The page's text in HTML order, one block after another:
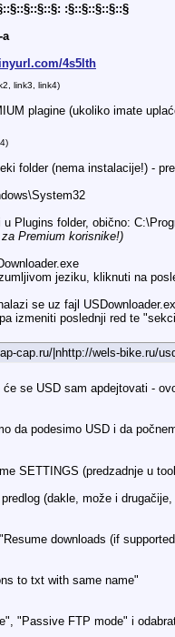
:§::§::§::§::§
a
4s5lth
link3, link4)
plagine (ukoliko imate
folder (nema instalacije!) -
Plugins folder, obično:
Premium korisnike!)
jeziku, kliknuti na
se uz fajl
izmeniti poslednji red te
cap.ru/|nhttp://wels-bike.ru/
se USD sam apdejtovati -
da podesimo USD i da
SETTINGS (predzadnje u
(dakle, može i
downloads (if
to txt with same name"
"Passive FTP mode" i